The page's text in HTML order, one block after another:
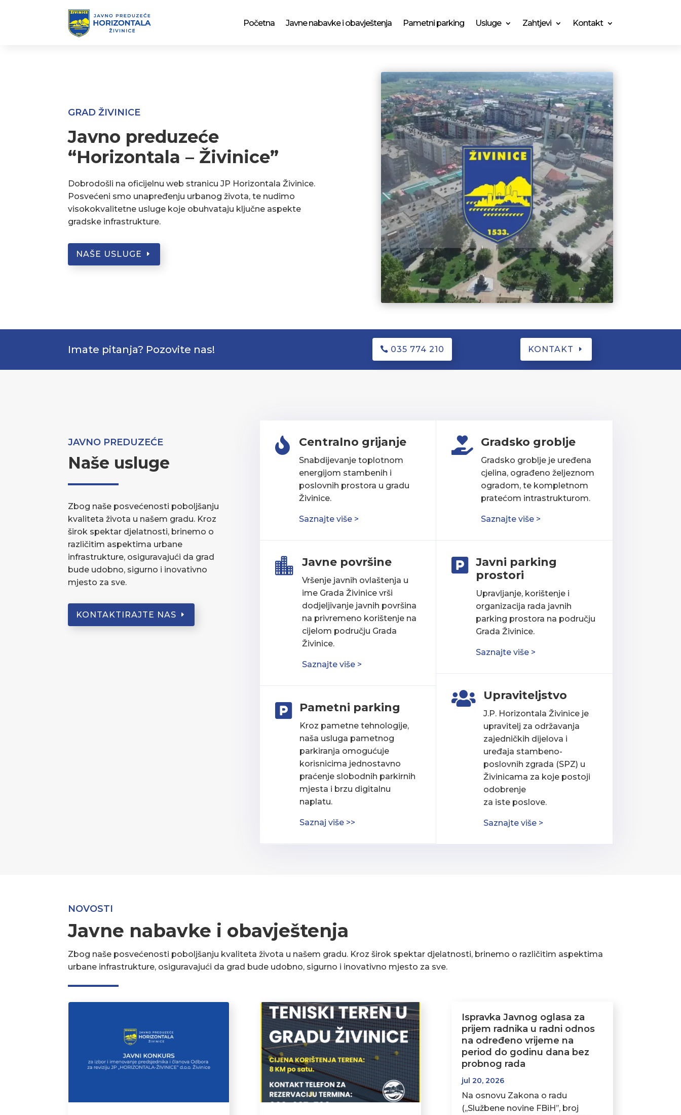
Početna Javne nabavke i obavještenja Pametni parking Usluge Zahtjevi Kontakt
GRAD ŽIVINICE
Javno preduzeće
“Horizontala – Živinice”
Dobrodošli na oficijelnu web stranicu JP Horizontala Živinice.
Posvećeni smo unapređenju urbanog života, te nudimo
visokokvalitetne usluge koje obuhvataju ključne aspekte
gradske infrastrukture.
NAŠE USLUGE
Imate pitanja? Pozovite nas! 035 774 210 KONTAKT
JAVNO PREDUZEĆE
Naše usluge
Zbog naše posvećenosti poboljšanju
kvaliteta života u našem gradu. Kroz
širok spektar djelatnosti, brinemo o
različitim aspektima urbane
infrastrukture, osiguravajući da grad
bude udobno, sigurno i inovativno
mjesto za sve.
KONTAKTIRAJTE NAS
 Centralno grijanje
Snabdijevanje toplotnom
energijom stambenih i
poslovnih prostora u gradu
Živinice.
Saznajte više >
 Javne površine
Vršenje javnih ovlaštenja u
ime Grada Živinice vrši
dodjeljivanje javnih površina
na privremeno korištenje na
cijelom području Grada
Živinice.
Saznajte više >
 Pametni parking
Kroz pametne tehnologije,
naša usluga pametnog
parkiranja omogućuje
korisnicima jednostavno
praćenje slobodnih parkirnih
mjesta i brzu digitalnu
naplatu.
Saznaj više >>
 Gradsko groblje
Gradsko groblje je uređena
cjelina, ograđeno željeznom
ogradom, te kompletnom
pratećom intrastrukturom.
Saznajte više >

Javni parking
prostori
Upravljanje, korištenje i
organizacija rada javnih
parking prostora na području
Grada Živinice.
Saznajte više >
 Upraviteljstvo
J.P. Horizontala Živinice je
upravitelj za održavanja
zajedničkih dijelova i
uređaja stambeno-
poslovnih zgrada (SPZ) u
Živinicama za koje postoji
odobrenje
za iste poslove.
Saznajte više >
NOVOSTI
Javne nabavke i obavještenja
Zbog naše posvećenosti poboljšanju kvaliteta života u našem gradu. Kroz širok spektar djelatnosti, brinemo o različitim aspektima
urbane infrastrukture, osiguravajući da grad bude udobno, sigurno i inovativno mjesto za sve.
Ispravka Javnog oglasa za
prijem radnika u radni odnos
na određeno vrijeme na
period do godinu dana bez
probnog rada
jul 20, 2026
Na osnovu Zakona o radu
(,,Službene novine FBiH’’, broj